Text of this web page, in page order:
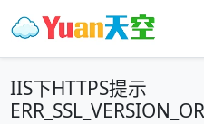
IIS下HTTPS提示